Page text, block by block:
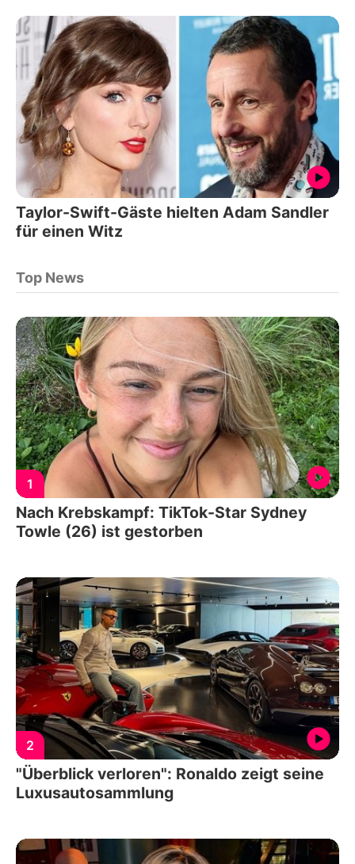
Taylor-Swift-Gäste hielten Adam Sandler
für einen Witz
Top News
1
Nach Krebskampf: TikTok-Star Sydney
Towle (26) ist gestorben
2
"Überblick verloren": Ronaldo zeigt seine
Luxusautosammlung